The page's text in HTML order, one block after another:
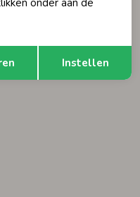
Opslaan
onder aan de
Instellen